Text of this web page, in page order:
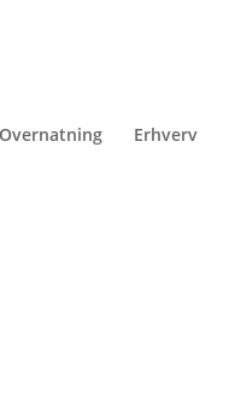
Overnatning Erhverv